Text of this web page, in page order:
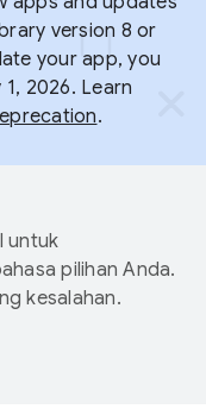
version 8 or
your app, you
2026. Learn
.
untuk
pilihan Anda.
kesalahan.